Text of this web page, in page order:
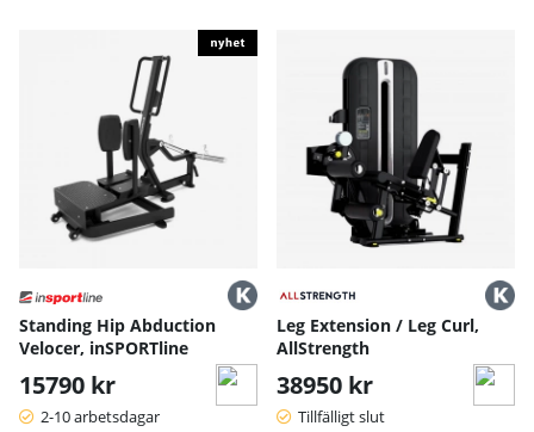
Standing Hip Abduction
Velocer, inSPORTline
15790 kr
2-10 arbetsdagar
Leg Extension / Leg Curl,
AllStrength
38950 kr
Tillfälligt slut